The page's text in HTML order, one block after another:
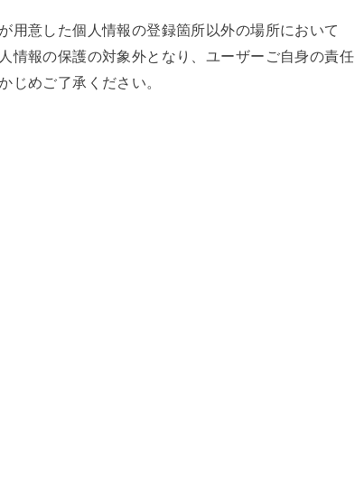
用意した個人情報の登録箇所以外の場所において
情報の保護の対象外となり、ユーザーご自身の責任
じめご了承ください。